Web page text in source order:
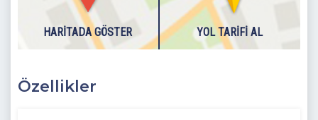
Dışarıdaki havuzlarımız 1 Kasım - 30 Nisan tarihlerinde hava
boşaltılmaktadır.
HARITADA GÖSTER YOL TARIFI AL
Özellikler